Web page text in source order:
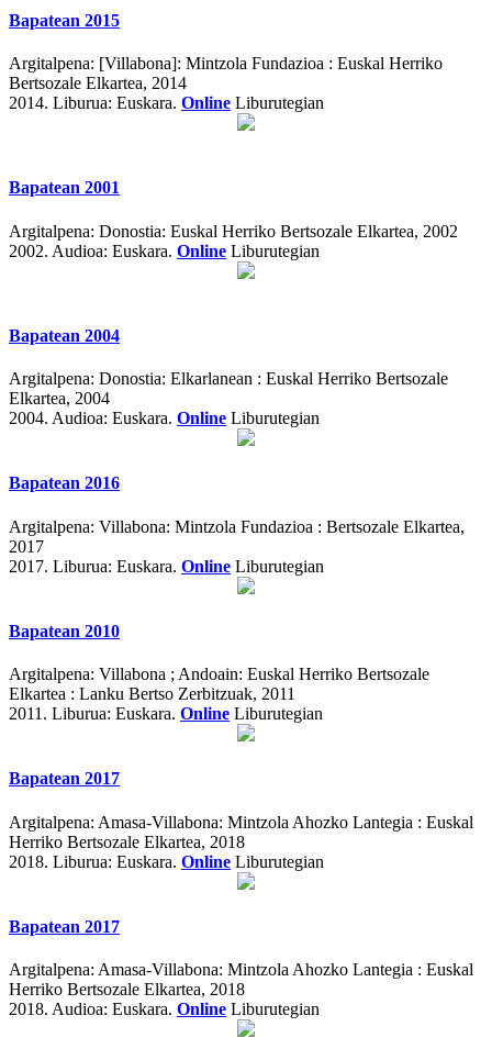
Bapatean 2015
Argitalpena: [Villabona]: Mintzola Fundazioa : Euskal Herriko
Bertsozale Elkartea, 2014
2014. Liburua: Euskara. Online Liburutegian
Bapatean 2001
Argitalpena: Donostia: Euskal Herriko Bertsozale Elkartea, 2002
2002. Audioa: Euskara. Online Liburutegian
Bapatean 2004
Argitalpena: Donostia: Elkarlanean : Euskal Herriko Bertsozale
Elkartea, 2004
2004. Audioa: Euskara. Online Liburutegian
Bapatean 2016
Argitalpena: Villabona: Mintzola Fundazioa : Bertsozale Elkartea,
2017
2017. Liburua: Euskara. Online Liburutegian
Bapatean 2010
Argitalpena: Villabona ; Andoain: Euskal Herriko Bertsozale
Elkartea : Lanku Bertso Zerbitzuak, 2011
2011. Liburua: Euskara. Online Liburutegian
Bapatean 2017
Argitalpena: Amasa-Villabona: Mintzola Ahozko Lantegia : Euskal
Herriko Bertsozale Elkartea, 2018
2018. Liburua: Euskara. Online Liburutegian
Bapatean 2017
Argitalpena: Amasa-Villabona: Mintzola Ahozko Lantegia : Euskal
Herriko Bertsozale Elkartea, 2018
2018. Audioa: Euskara. Online Liburutegian